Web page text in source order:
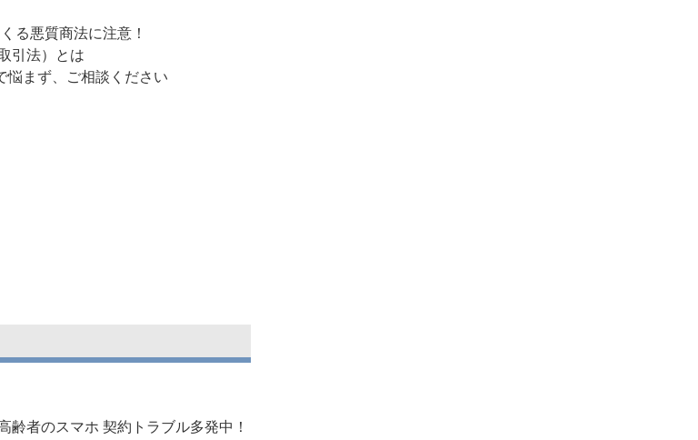
る悪質商法に注意！
引法）とは
悩まず、ご相談ください
者のスマホ 契約トラブル多発中！